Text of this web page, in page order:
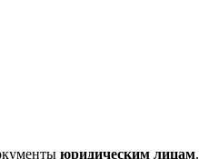
юридическим лицам.